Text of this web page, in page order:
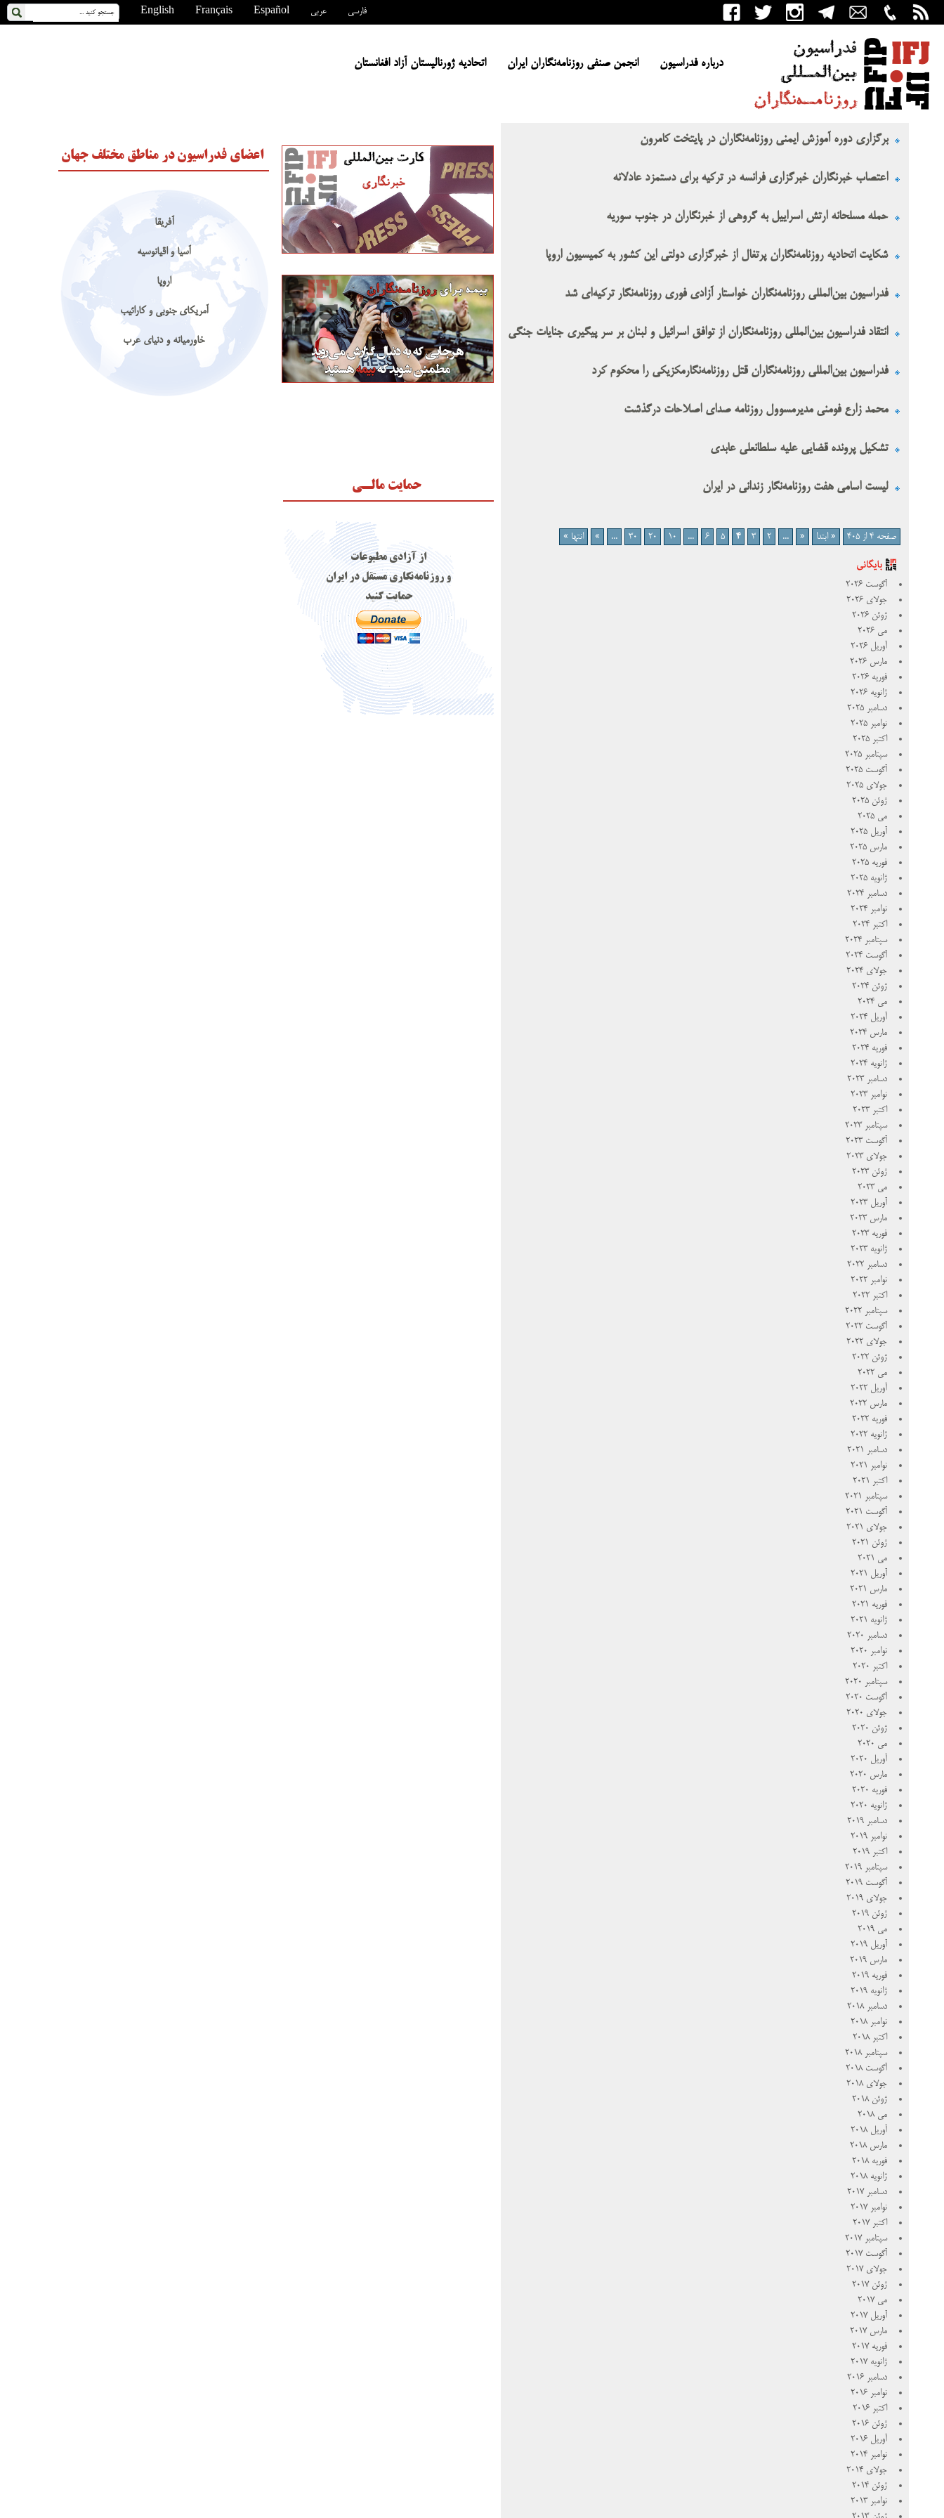
English Français Español عربی فارسی
درباره فدراسیون انجمن صنفی روزنامه‌نگاران ایران اتحادیه ژورنالیستان آزاد افغانستان
برگزاری دوره آموزش ایمنی روزنامه‌نگاران در پایتخت کامرون
اعتصاب خبرنگاران خبرگزاری فرانسه در ترکیه برای دستمزد عادلانه
حمله مسلحانه ارتش اسراییل به گروهی از خبرنگاران در جنوب سوریه
شکایت اتحادیه روزنامه‌نگاران پرتغال از خبرگزاری دولتی این کشور به کمیسیون اروپا
فدراسیون بین‌المللی روزنامه‌نگاران خواستار آزادی فوری روزنامه‌نگار ترکیه‌ای شد
انتقاد فدراسیون بین‌المللی روزنامه‌نگاران از توافق اسرائیل و لبنان بر سر پیگیری جنایات جنگی
فدراسیون بین‌المللی روزنامه‌نگاران قتل روزنامه‌نگارمکزیکی را محکوم کرد
محمد زارع فومنی مدیرمسوول روزنامه صدای اصلاحات درگذشت
تشکیل پرونده قضایی علیه سلطانعلی عابدی
لیست اسامی هفت روزنامه‌نگار زندانی در ایران
صفحه 4 از 405 « ابتدا «
...
2
3
4
5
6
...
10
20
30
...
» انتها »
آگوست 2026
جولای 2026
ژوئن 2026
می 2026
آوریل 2026
مارس 2026
فوریه 2026
ژانویه 2026
دسامبر 2025
نوامبر 2025
اکتبر 2025
سپتامبر 2025
آگوست 2025
جولای 2025
ژوئن 2025
می 2025
آوریل 2025
مارس 2025
فوریه 2025
ژانویه 2025
دسامبر 2024
نوامبر 2024
اکتبر 2024
سپتامبر 2024
آگوست 2024
جولای 2024
ژوئن 2024
می 2024
آوریل 2024
مارس 2024
فوریه 2024
ژانویه 2024
دسامبر 2023
نوامبر 2023
اکتبر 2023
سپتامبر 2023
آگوست 2023
جولای 2023
ژوئن 2023
می 2023
آوریل 2023
مارس 2023
فوریه 2023
ژانویه 2023
دسامبر 2022
نوامبر 2022
اکتبر 2022
سپتامبر 2022
آگوست 2022
جولای 2022
ژوئن 2022
می 2022
آوریل 2022
مارس 2022
فوریه 2022
ژانویه 2022
دسامبر 2021
نوامبر 2021
اکتبر 2021
سپتامبر 2021
آگوست 2021
جولای 2021
ژوئن 2021
می 2021
آوریل 2021
مارس 2021
فوریه 2021
ژانویه 2021
دسامبر 2020
نوامبر 2020
اکتبر 2020
سپتامبر 2020
آگوست 2020
جولای 2020
ژوئن 2020
می 2020
آوریل 2020
مارس 2020
فوریه 2020
ژانویه 2020
دسامبر 2019
نوامبر 2019
اکتبر 2019
سپتامبر 2019
آگوست 2019
جولای 2019
ژوئن 2019
می 2019
آوریل 2019
مارس 2019
فوریه 2019
ژانویه 2019
دسامبر 2018
نوامبر 2018
اکتبر 2018
سپتامبر 2018
آگوست 2018
جولای 2018
ژوئن 2018
می 2018
آوریل 2018
مارس 2018
فوریه 2018
ژانویه 2018
دسامبر 2017
نوامبر 2017
اکتبر 2017
سپتامبر 2017
آگوست 2017
جولای 2017
ژوئن 2017
می 2017
آوریل 2017
مارس 2017
فوریه 2017
ژانویه 2017
دسامبر 2016
نوامبر 2016
اکتبر 2016
ژوئن 2016
آوریل 2016
نوامبر 2014
جولای 2014
ژوئن 2014
نوامبر 2013
اعضای فدراسیون در مناطق مختلف جهان
آفریقا
آسیا و اقیانوسیه
اروپا
آمریکای جنوبی و کارائیب
خاورمیانه و دنیای عرب
حمایت مالـی
از آزادی مطبوعات
و روزنامه‌نگاری مستقل در ایران
حمایت کنید